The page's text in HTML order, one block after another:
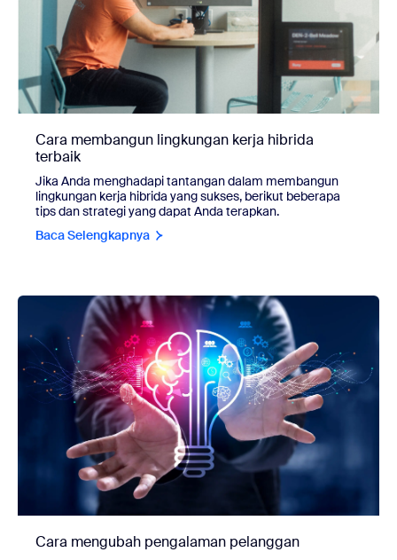
Cara membangun lingkungan kerja hibrida
terbaik
Jika Anda menghadapi tantangan dalam membangun
lingkungan kerja hibrida yang sukses, berikut beberapa
tips dan strategi yang dapat Anda terapkan.
Baca Selengkapnya
Cara mengubah pengalaman pelanggan